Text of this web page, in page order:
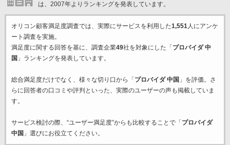
は、2007年よりランキングを発表しています。
オリコン顧客満足度調査では、実際にサービスを利用した1,551人にアンケ
ート調査を実施。
満足度に関する回答を基に、調査企業49社を対象にした「 プロバイダ 中
国 」ランキングを発表しています。
総合満足度だけでなく、様々な切り口から「 プロバイダ 中国 」を評価。さ
らに回答者の口コミや評判といった、実際のユーザーの声も掲載していま
す。
サービス検討の際、“ユーザー満足度”からも比較することで「 プロバイダ
中国 」選びにお役立てください。